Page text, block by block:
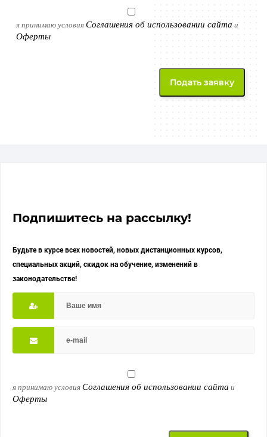
я принимаю условияСоглашения об использовании сайта и
Оферты
Подпишитесь на рассылку!
Будьте в курсе всех новостей, новых дистанционных курсов,
специальных акций, скидок на обучение, изменений в
законодательстве!
я принимаю условияСоглашения об использовании сайта и
Оферты